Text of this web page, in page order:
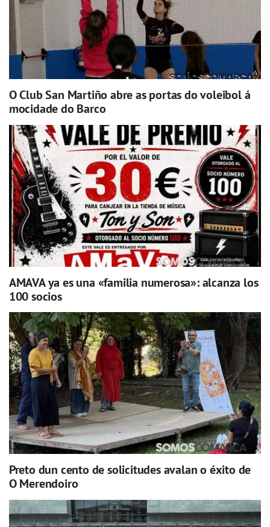
O Club San Martiño abre as portas do voleibol á
mocidade do Barco
AMAVA ya es una «familia numerosa»: alcanza los
100 socios
Preto dun cento de solicitudes avalan o éxito de
O Merendoiro